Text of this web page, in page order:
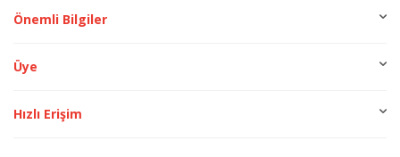
Önemli Bilgiler
Üye
Hızlı Erişim